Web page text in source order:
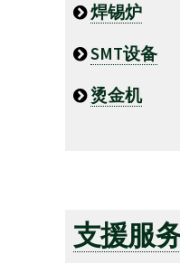
焊锡炉
SMT设备
烫金机
支援服